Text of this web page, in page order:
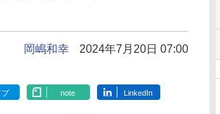
岡嶋和幸 2024年7月20日 07:00
ブ note LinkedIn